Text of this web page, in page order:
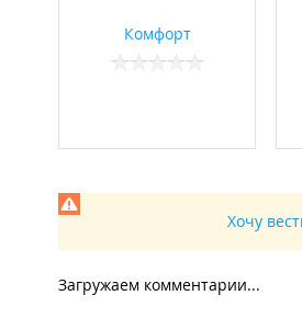
Комфорт
Хочу
Загружаем комментарии...